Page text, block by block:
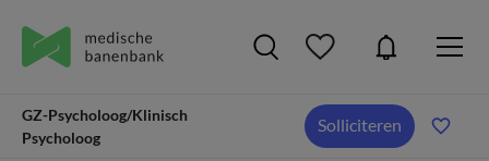
GZ-Psycholoog/Klinisch
Psycholoog
Solliciteren